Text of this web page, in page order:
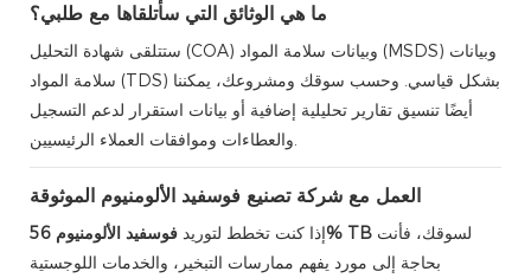
ما هي الوثائق التي سأتلقاها مع طلبي؟
ستتلقى شهادة التحليل (COA) وبيانات سلامة المواد (MSDS) وبيانات
سلامة المواد (TDS) بشكل قياسي. وحسب سوقك ومشروعك، يمكننا
أيضًا تنسيق تقارير تحليلية إضافية أو بيانات استقرار لدعم التسجيل
والعطاءات وموافقات العملاء الرئيسيين.
العمل مع شركة تصنيع فوسفيد الألومنيوم الموثوقة
إذا كنت تخطط لتوريدفوسفيد الألومنيوم 56% TB
بحاجة إلى مورد يفهم ممارسات التبخير، والخدمات اللوجستية